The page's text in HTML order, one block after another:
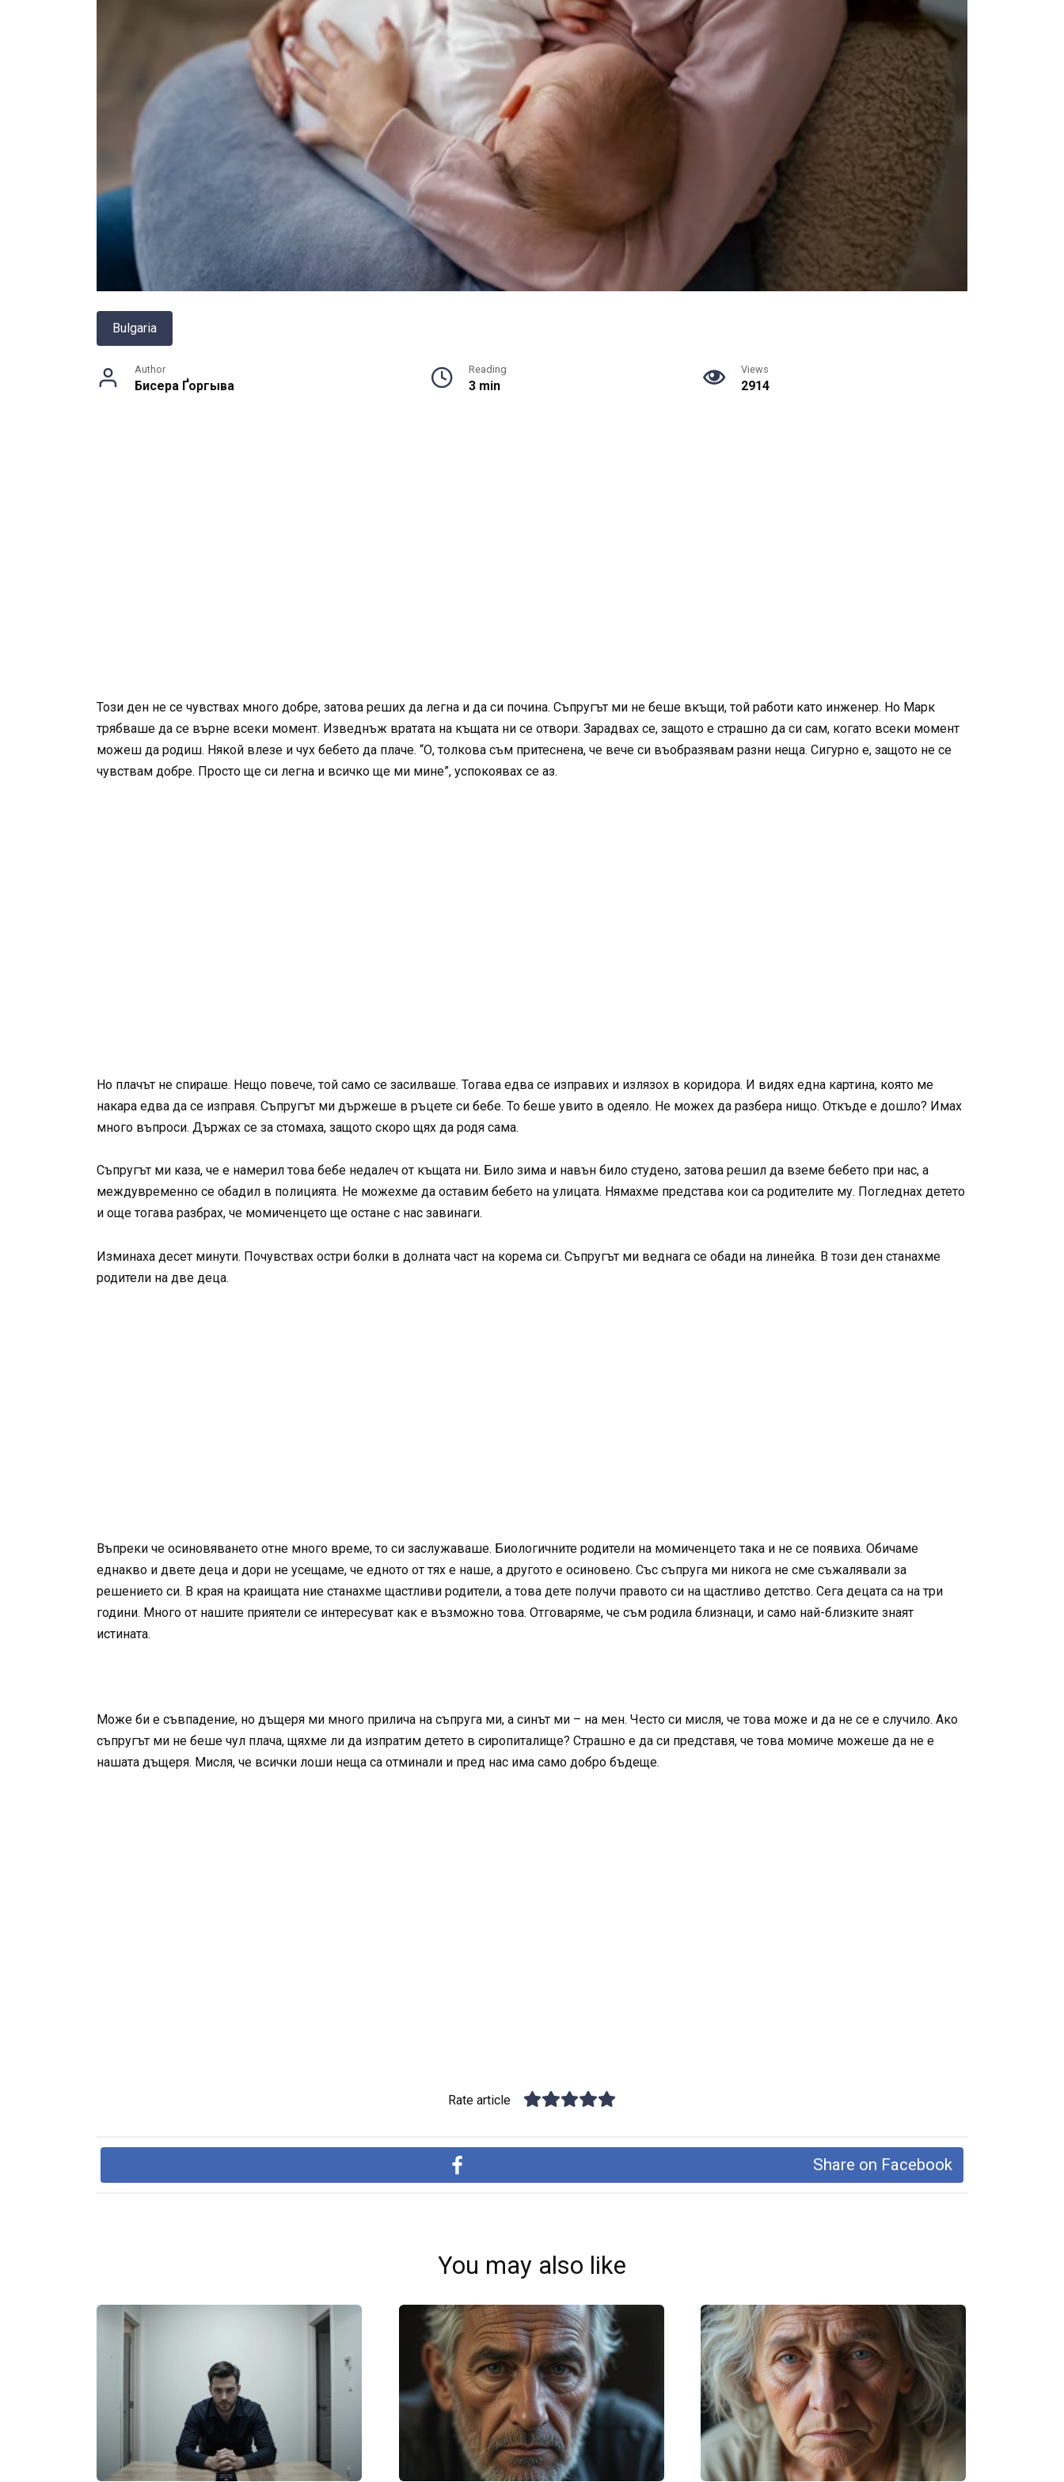
Bulgaria
Author
Бисера Ґоргыва
Reading
3 min
Views
2914
Този ден не се чувствах много добре, затова реших да легна и да си почина. Съпругът ми не беше вкъщи, той работи като инженер. Но Марк
трябваше да се върне всеки момент. Изведнъж вратата на къщата ни се отвори. Зарадвах се, защото е страшно да си сам, когато всеки момент
можеш да родиш. Някой влезе и чух бебето да плаче. “О, толкова съм притеснена, че вече си въобразявам разни неща. Сигурно е, защото не се
чувствам добре. Просто ще си легна и всичко ще ми мине”, успокоявах се аз.
Но плачът не спираше. Нещо повече, той само се засилваше. Тогава едва се изправих и излязох в коридора. И видях една картина, която ме
накара едва да се изправя. Съпругът ми държеше в ръцете си бебе. То беше увито в одеяло. Не можех да разбера нищо. Откъде е дошло? Имах
много въпроси. Държах се за стомаха, защото скоро щях да родя сама.
Съпругът ми каза, че е намерил това бебе недалеч от къщата ни. Било зима и навън било студено, затова решил да вземе бебето при нас, а
междувременно се обадил в полицията. Не можехме да оставим бебето на улицата. Нямахме представа кои са родителите му. Погледнах детето
и още тогава разбрах, че момиченцето ще остане с нас завинаги.
Изминаха десет минути. Почувствах остри болки в долната част на корема си. Съпругът ми веднага се обади на линейка. В този ден станахме
родители на две деца.
Въпреки че осиновяването отне много време, то си заслужаваше. Биологичните родители на момиченцето така и не се появиха. Обичаме
еднакво и двете деца и дори не усещаме, че едното от тях е наше, а другото е осиновено. Със съпруга ми никога не сме съжалявали за
решението си. В края на краищата ние станахме щастливи родители, а това дете получи правото си на щастливо детство. Сега децата са на три
години. Много от нашите приятели се интересуват как е възможно това. Отговаряме, че съм родила близнаци, и само най-близките знаят
истината.
Може би е съвпадение, но дъщеря ми много прилича на съпруга ми, а синът ми – на мен. Често си мисля, че това може и да не се е случило. Ако
съпругът ми не беше чул плача, щяхме ли да изпратим детето в сиропиталище? Страшно е да си представя, че това момиче можеше да не е
нашата дъщеря. Мисля, че всички лоши неща са отминали и пред нас има само добро бъдеще.
Rate article
Share on Facebook
You may also like